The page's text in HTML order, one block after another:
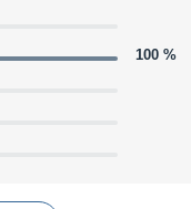
100 %